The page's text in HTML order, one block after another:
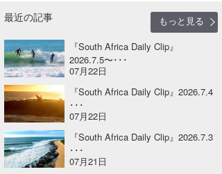
最近の記事
もっと見る
『South Africa Daily Clip』
2026.7.5〜･･･
07月22日
『South Africa Daily Clip』2026.7.4
･･･
07月22日
『South Africa Daily Clip』2026.7.3
･･･
07月21日
Yasunari Inoue
Yoshiyuki Obata
arukasvision
DELTA FORCE SURF
CBA Films
熊谷素子
Colors MAGAZINE
WAVAL
福島寿実子
中浦“JET”章
嵯峨明日香
進士剛光
田原啓江
植村未来
波伝説スタッフ
☆加藤
+☆maki☆+
Aichan
chan-U
ECE
波伝説